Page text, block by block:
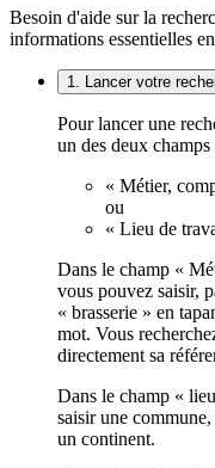
Besoin d'aide sur la
informations essentielles
1. Lancer votre
Pour lancer une
un des deux champs
« Métier,
ou
« Lieu de
Dans le champ «
vous pouvez saisir,
« brasserie » en
mot. Vous
directement sa
Dans le champ «
saisir une
un continent.